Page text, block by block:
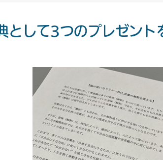
として3つのプレゼント